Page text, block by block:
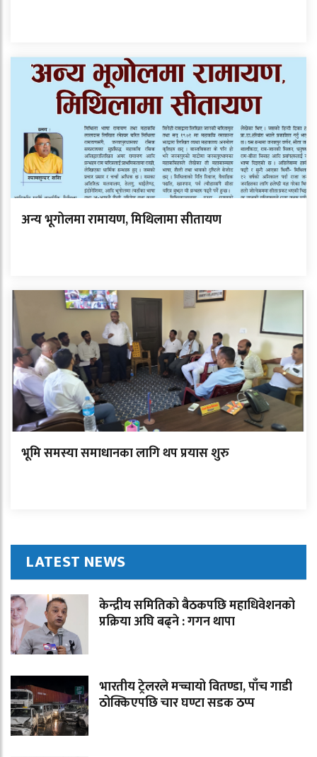
अन्य भूगोलमा रामायण, मिथिलामा सीतायण
भूमि समस्या समाधानका लागि थप प्रयास शुरु
LATEST NEWS
केन्द्रीय समितिको बैठकपछि महाधिवेशनको
प्रक्रिया अघि बढ्ने : गगन थापा
भारतीय ट्रेलरले मच्चायो वितण्डा, पाँच गाडी
ठोक्किएपछि चार घण्टा सडक ठप्प